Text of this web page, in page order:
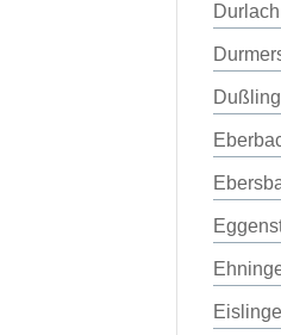
Durlach